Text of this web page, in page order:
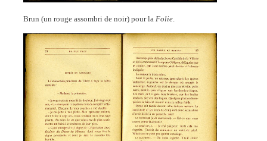
Brun (un rouge assombri de noir) pour la Folie